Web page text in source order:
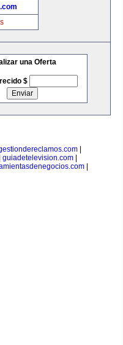
una Oferta
$
|
guiadetelevision.com|